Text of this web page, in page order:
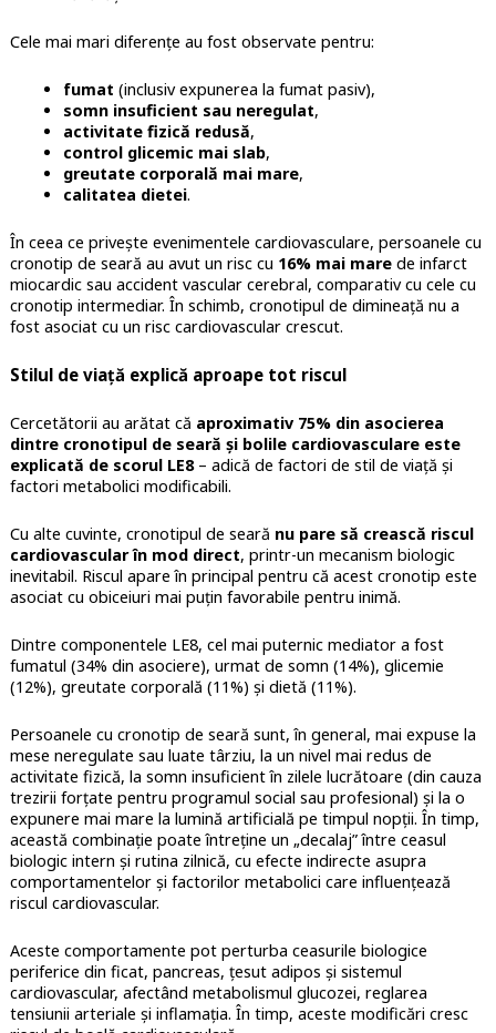
Cele mai mari diferențe au fost observate pentru:
fumat (inclusiv expunerea la fumat pasiv),
somn insuficient sau neregulat,
activitate fizică redusă,
control glicemic mai slab,
greutate corporală mai mare,
calitatea dietei.
În ceea ce privește evenimentele cardiovasculare, persoanele cu
cronotip de seară au avut un risc cu 16% mai marede infarct
miocardic sau accident vascular cerebral, comparativ cu cele cu
cronotip intermediar. În schimb, cronotipul de dimineață nu a
fost asociat cu un risc cardiovascular crescut.
Stilul de viață explică aproape tot riscul
Cercetătorii au arătat că aproximativ 75% din asocierea
dintre cronotipul de seară și bolile cardiovasculare este
explicată de scorul LE8– adică de factori de stil de viață și
factori metabolici modificabili.
Cu alte cuvinte, cronotipul de seară nu pare să crească riscul
cardiovascular în mod direct, printr-un mecanism biologic
inevitabil. Riscul apare în principal pentru că acest cronotip este
asociat cu obiceiuri mai puțin favorabile pentru inimă.
Dintre componentele LE8, cel mai puternic mediator a fost
fumatul (34% din asociere), urmat de somn (14%), glicemie
(12%), greutate corporală (11%) și dietă (11%).
Persoanele cu cronotip de seară sunt, în general, mai expuse la
mese neregulate sau luate târziu, la un nivel mai redus de
activitate fizică, la somn insuficient în zilele lucrătoare (din cauza
trezirii forțate pentru programul social sau profesional) și la o
expunere mai mare la lumină artificială pe timpul nopții. În timp,
această combinație poate întreține un „decalaj” între ceasul
biologic intern și rutina zilnică, cu efecte indirecte asupra
comportamentelor și factorilor metabolici care influențează
riscul cardiovascular.
Aceste comportamente pot perturba ceasurile biologice
periferice din ficat, pancreas, țesut adipos și sistemul
cardiovascular, afectând metabolismul glucozei, reglarea
tensiunii arteriale și inflamația. În timp, aceste modificări cresc